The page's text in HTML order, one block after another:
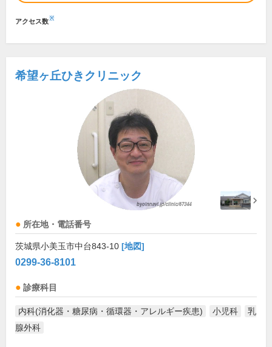
アクセス数※
希望ヶ丘ひきクリニック
所在地・電話番号
茨城県小美玉市中台843-10 [地図]
0299-36-8101
診療科目
内科(消化器・糖尿病・循環器・アレルギー疾患) 小児科
乳
腺外科